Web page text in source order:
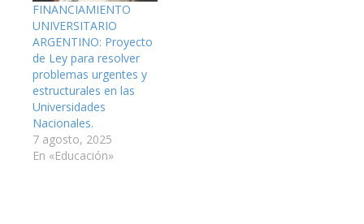
FINANCIAMIENTO
UNIVERSITARIO
ARGENTINO: Proyecto
de Ley para resolver
problemas urgentes y
estructurales en las
Universidades
Nacionales.
7 agosto, 2025
En «Educación»